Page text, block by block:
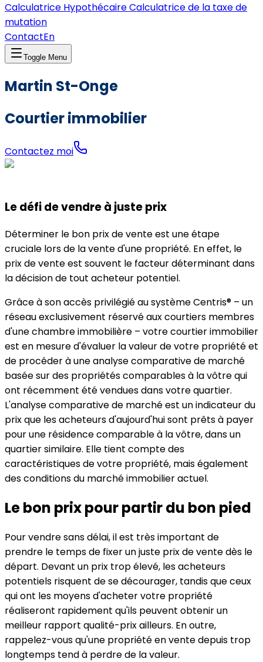
Calculatrice HypothécaireCalculatrice de la taxe de
mutation
ContactEn
Toggle Menu
Martin St-Onge
Courtier immobilier
Contactez moi
Le défi de vendre à juste prix
Déterminer le bon prix de vente est une étape
cruciale lors de la vente d'une propriété. En effet, le
prix de vente est souvent le facteur déterminant dans
la décision de tout acheteur potentiel.
Grâce à son accès privilégié au système Centris® – un
réseau exclusivement réservé aux courtiers membres
d'une chambre immobilière – votre courtier immobilier
est en mesure d'évaluer la valeur de votre propriété et
de procéder à une analyse comparative de marché
basée sur des propriétés comparables à la vôtre qui
ont récemment été vendues dans votre quartier.
L'analyse comparative de marché est un indicateur du
prix que les acheteurs d'aujourd'hui sont prêts à payer
pour une résidence comparable à la vôtre, dans un
quartier similaire. Elle tient compte des
caractéristiques de votre propriété, mais également
des conditions du marché immobilier actuel.
Le bon prix pour partir du bon pied
Pour vendre sans délai, il est très important de
prendre le temps de fixer un juste prix de vente dès le
départ. Devant un prix trop élevé, les acheteurs
potentiels risquent de se décourager, tandis que ceux
qui ont les moyens d'acheter votre propriété
réaliseront rapidement qu'ils peuvent obtenir un
meilleur rapport qualité-prix ailleurs. En outre,
rappelez-vous qu'une propriété en vente depuis trop
longtemps tend à perdre de la valeur.